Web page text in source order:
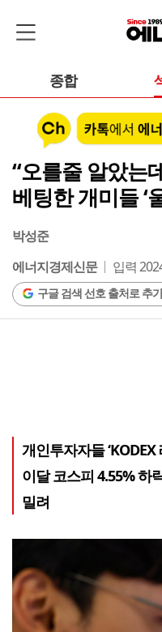
종합
“오를줄 알았는
베팅한 개미들 ‘
박성준
에너지경제신문
입력
구글 검색 선호 출처로 추가
개인투자자들 ‘KODEX
이달 코스피 4.55% 하
밀려